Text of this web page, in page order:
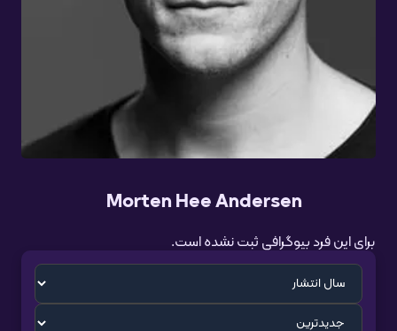
Morten Hee Andersen
برای این فرد بیوگرافی ثبت نشده است.